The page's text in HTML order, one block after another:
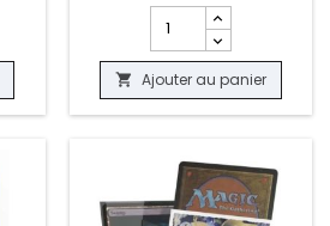
POUR CARTES A
produit PORTE FOLIO ZIP RIGIDE -
Champ quantité du
 Ajouter au panier